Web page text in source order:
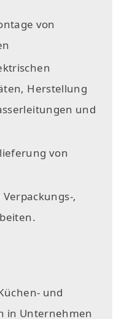
von
Herstellung
und
von
,
und
in Unternehmen